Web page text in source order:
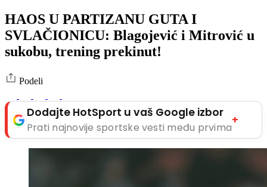
HAOS U PARTIZANU GUTA I
SVLAČIONICU: Blagojević i Mitrović u
sukobu, trening prekinut!
Podeli
Dodajte HotSport u vaš Google izbor
Prati najnovije sportske vesti među prvima
+